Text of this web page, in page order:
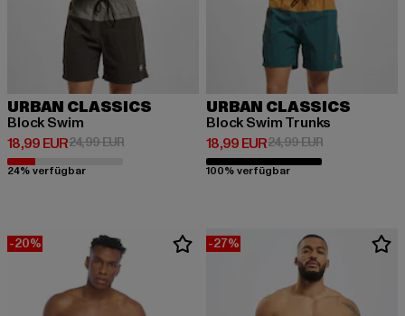
URBAN CLASSICS
Block Swim
18,99 EUR
Derzeitiger Preis: 18,99 EUR
24,99 EURAktionspreis: 24,99 EUR
24% verfügbar
URBAN CLASSICS
Block Swim Trunks
18,99 EUR
Derzeitiger Preis: 18,99 EUR
24,99 EURAktionspreis:
100% verfügbar
-20% -27%